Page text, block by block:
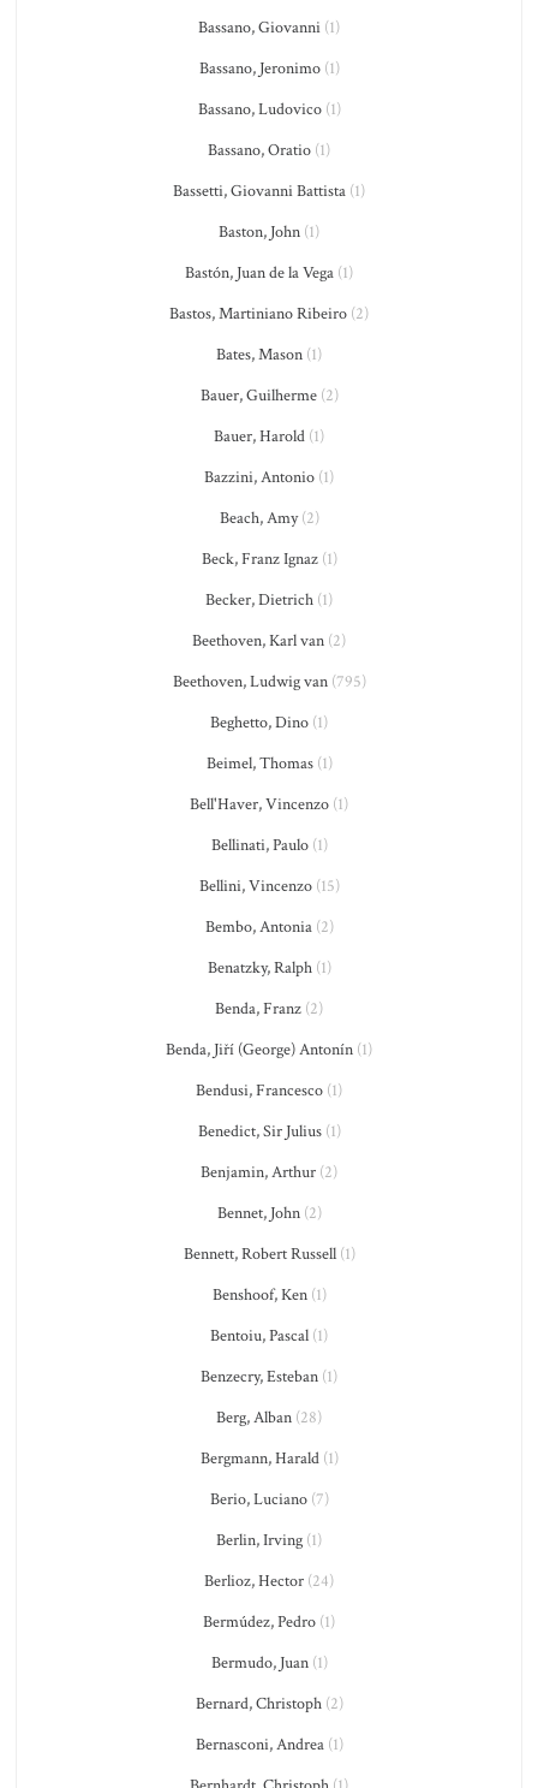
Bassano, Giovanni (1)
Bassano, Jeronimo(1)
Bassano, Ludovico(1)
Bassano, Oratio (1)
Bassetti, Giovanni Battista (1)
Baston, John (1)
Bastón, Juan de la Vega (1)
Bastos, Martiniano Ribeiro (2)
Bates, Mason (1)
Bauer, Guilherme(2)
Bauer, Harold (1)
Bazzini, Antonio (1)
Beach, Amy(2)
Beck, Franz Ignaz(1)
Becker, Dietrich (1)
Beethoven, Karl van (2)
Beethoven, Ludwig van(795)
Beghetto, Dino (1)
Beimel, Thomas(1)
Bell'Haver, Vincenzo (1)
Bellinati, Paulo(1)
Bellini, Vincenzo(15)
Bembo, Antonia(2)
Benatzky, Ralph(1)
Benda, Franz (2)
Benda, Jiří (George) Antonín (1)
Bendusi, Francesco (1)
Benedict, Sir Julius(1)
Benjamin, Arthur (2)
Bennet, John(2)
Bennett, Robert Russell(1)
Benshoof, Ken(1)
Bentoiu, Pascal (1)
Benzecry, Esteban (1)
Berg, Alban (28)
Bergmann, Harald(1)
Berio, Luciano(7)
Berlin, Irving (1)
Berlioz, Hector (24)
Bermúdez, Pedro (1)
Bermudo, Juan(1)
Bernard, Christoph(2)
Bernasconi, Andrea(1)